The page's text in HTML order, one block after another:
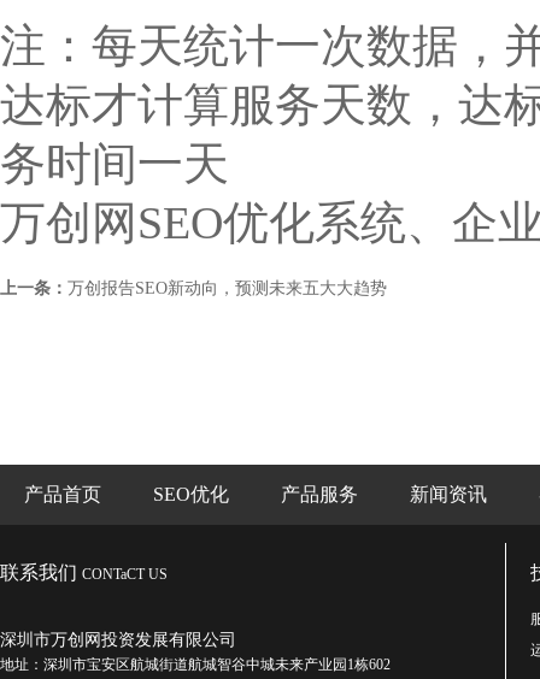
注：每天统计一次数据，
达标才计算服务天数，达
务时间一天
万创网SEO优化系统、企
上一条： 万创报告SEO新动向，预测未来五大大趋势
产品首页 SEO优化 产品服务 新闻资讯
联系我们 CONTaCT US
深圳市万创网投资发展有限公司
地址：深圳市宝安区航城街道航城智谷中城未来产业园1栋602